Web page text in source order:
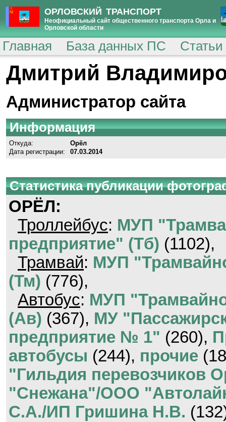
ОРЛОВСКИЙ ТРАНСПОРТ
Неофициальный сайт общественного транспорта Орла и
Орловской области
Главная База данных ПС
Дмитрий
Администратор сайта
Информация
Откуда:
Орёл
Дата регистрации:
07.03.2014
Статистика публикации
ОРЁЛ:
Троллейбус: МУП
предприятие" (Тб) (1102),
Трамвай: МУП
(Тм) (776),
Автобус: МУП
(Ав) (367), МУ
предприятие № 1" (260),
автобусы (244), прочие
"Гильдия перевозчиков
"Снежана"/ООО
С.А./ИП Гришина Н.В.